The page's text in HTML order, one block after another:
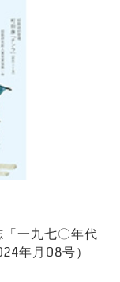
一九七〇年代
年月08号）